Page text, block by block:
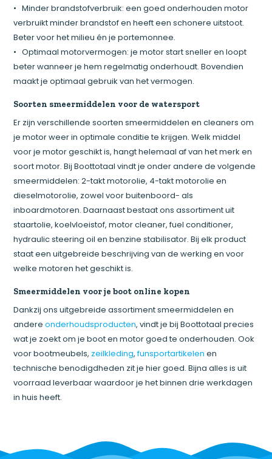
• Minder brandstofverbruik: een goed onderhouden motor
verbruikt minder brandstof en heeft een schonere uitstoot.
Beter voor het milieu én je portemonnee.
• Optimaal motorvermogen: je motor start sneller en loopt
beter wanneer je hem regelmatig onderhoudt. Bovendien
maakt je optimaal gebruik van het vermogen.
Soorten smeermiddelen voor de watersport
Er zijn verschillende soorten smeermiddelen en cleaners om
je motor weer in optimale conditie te krijgen. Welk middel
voor je motor geschikt is, hangt helemaal af van het merk en
soort motor. Bij Boottotaal vindt je onder andere de volgende
smeermiddelen: 2-takt motorolie, 4-takt motorolie en
dieselmotorolie, zowel voor buitenboord- als
inboardmotoren. Daarnaast bestaat ons assortiment uit
staartolie, koelvloeistof, motor cleaner, fuel conditioner,
hydraulic steering oil en benzine stabilisator. Bij elk product
staat een uitgebreide beschrijving van de werking en voor
welke motoren het geschikt is.
Smeermiddelen voor je boot online kopen
Dankzij ons uitgebreide assortiment smeermiddelen en
andereonderhoudsproducten, vindt je bij Boottotaal precies
wat je zoekt om je boot en motor goed te onderhouden. Ook
voor bootmeubels, zeilkleding,funsportartikelen en
technische benodigdheden zit je hier goed. Bijna alles is uit
voorraad leverbaar waardoor je het binnen drie werkdagen
in huis heeft.